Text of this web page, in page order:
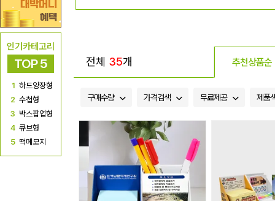
인기카테고리
TOP 5
1 하드양장형
2 수첩형
3 박스팝업형
4 큐브형
5 떡메모지
전체 35개 추천상품순
구매수량 가격검색 무료제공 제품